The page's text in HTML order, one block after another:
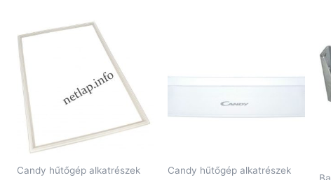
Candy hűtőgép alkatrészek Candy hűtőgép alkatrészek